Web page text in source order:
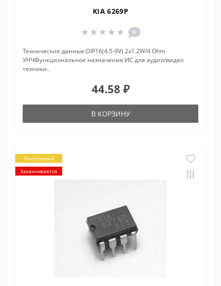
KIA 6269P
0
Технические данные:DIP16(4.5-9V) 2x1.2W/4 Ohm
УНЧФункциональное назначение:ИС для аудио/видео
техники..
44.58 ₽
В КОРЗИНУ
Популярный
Заканчивается